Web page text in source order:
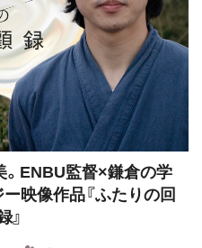
ENBU監督×鎌倉の学
映像作品『ふたりの回
』